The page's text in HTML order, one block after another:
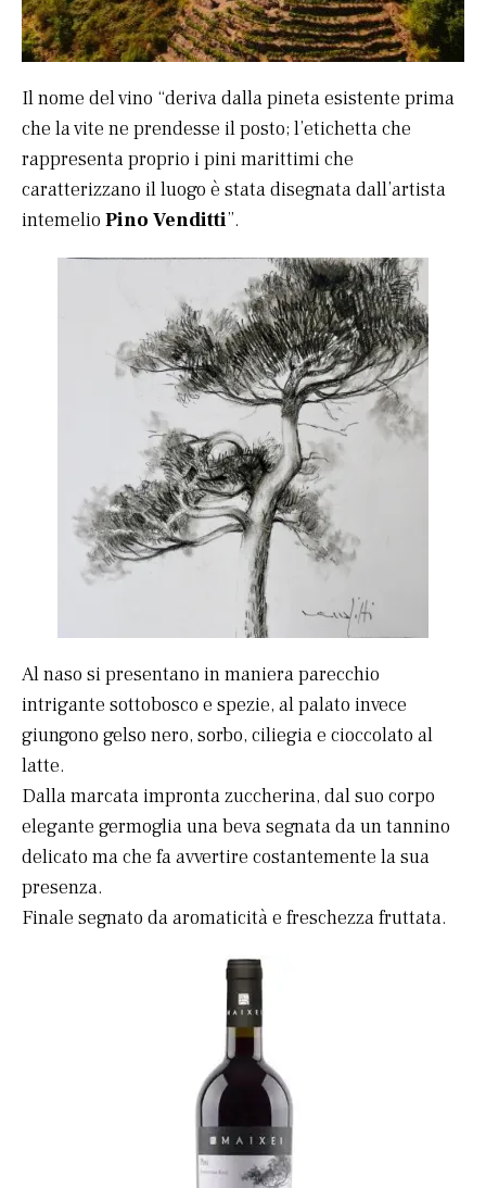
Il nome del vino “deriva dalla pineta esistente prima
che la vite ne prendesse il posto; l’etichetta che
rappresenta proprio i pini marittimi che
caratterizzano il luogo è stata disegnata dall’artista
intemelio Pino Venditti”.
Al naso si presentano in maniera parecchio
intrigante sottobosco e spezie, al palato invece
giungono gelso nero, sorbo, ciliegia e cioccolato al
latte.
Dalla marcata impronta zuccherina, dal suo corpo
elegante germoglia una beva segnata da un tannino
delicato ma che fa avvertire costantemente la sua
presenza.
Finale segnato da aromaticità e freschezza fruttata.